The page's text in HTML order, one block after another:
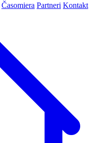
Časomiera Partneri Kontakt